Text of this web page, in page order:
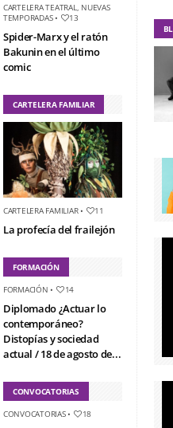
CARTELERA TEATRAL, NUEVAS
TEMPORADAS• 13
Spider-Marx y el ratón
Bakunin en el último
comic
CARTELERA FAMILIAR
CARTELERA FAMILIAR• 11
La profecía del frailejón
FORMACIÓN
FORMACIÓN • 14
Diplomado ¿Actuar lo
contemporáneo?
Distopías y sociedad
actual / 18 de agosto de...
CONVOCATORIAS
CONVOCATORIAS• 18